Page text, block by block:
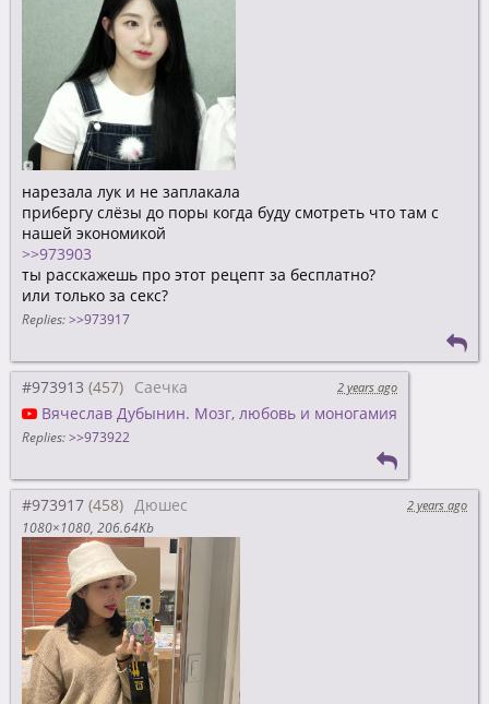
нарезала лук и не заплакала
прибергу слёзы до поры когда буду смотреть что там с
нашей экономикой
>>973903
ты расскажешь про этот рецепт за бесплатно?
или только за секс?
Replies: >>973917
#973913 Саечка 2 years ago
Вячеслав Дубынин. Мозг, любовь и моногамия
Replies: >>973922
#973917 Дюшес
2 years ago
1080×1080 206.64Kb